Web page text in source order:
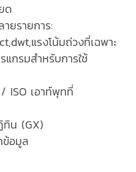
ด
ยรายการ:
แรงโน้มถ่วงที่เฉพาะ
แกรมสำหรับการใช้
ISO เอาท์พุทที่
น (GX)
อมูล